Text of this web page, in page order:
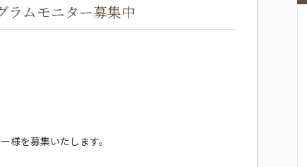
ムモニター募集中
様を募集いたします。